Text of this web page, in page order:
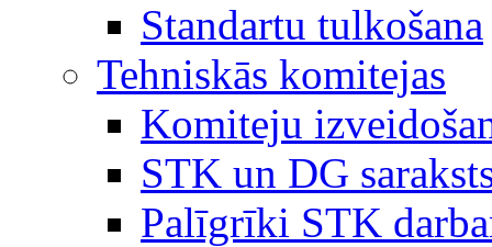
Standartu tulkošana
Tehniskās komitejas
Komiteju
STK un DG
Palīgrīki STK